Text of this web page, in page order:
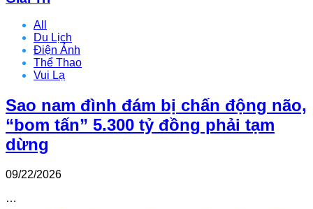
All
Du Lịch
Điện Ảnh
Thể Thao
Vui Lạ
Sao nam đình đám bị chấn động não,
“bom tấn” 5.300 tỷ đồng phải tạm
dừng
09/22/2026
…